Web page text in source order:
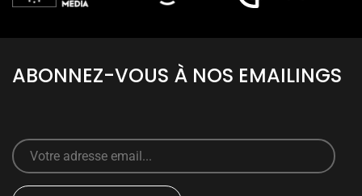
ABONNEZ-VOUS À NOS EMAILINGS